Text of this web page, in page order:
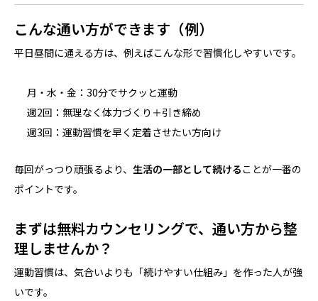
こんな通い方ができます（例）
平日昼間に通える方は、例えばこんな形で習慣化しやすいです。
月・水・金：30分でサクッと運動
週2回：無理なく体力づくり＋引き締め
週3回：運動習慣を早く定着させたい方向け
毎回がっつり頑張るより、 生活の一部として続ける ことが一番の
ポイントです。
まずは無料カウンセリングで、通い方から整
理しませんか？
運動習慣は、気合いよりも「続けやすい仕組み」を作った人が強
いです。